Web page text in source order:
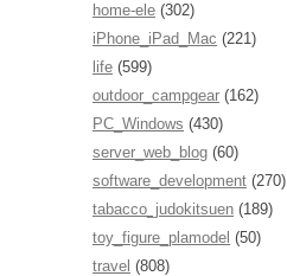
home-ele (302)
iPhone_iPad_Mac (221)
life (599)
outdoor_campgear (162)
PC_Windows (430)
server_web_blog (60)
software_development (270)
tabacco_judokitsuen (189)
toy_figure_plamodel (50)
travel (808)